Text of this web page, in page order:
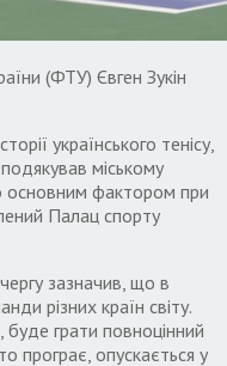
(ФТУ) Євген Зукін
українського тенісу,
міському
основним фактором при
Палац спорту
зазначив, що в
різних країн світу.
грати повноцінний
програє, опускається у